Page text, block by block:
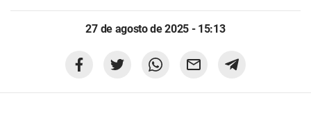
27 de agosto de 2025 - 15:13